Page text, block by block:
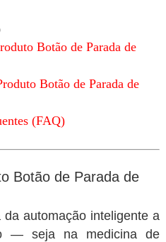
Botão de Parada de
Botão de Parada de
(FAQ)
Botão de Parada de
automação inteligente a
— seja na medicina de